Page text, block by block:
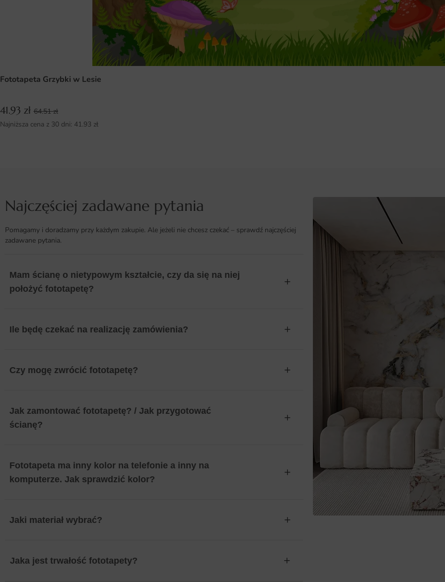
Fototapeta Grzybki w Lesie
41.93 zł 64.51zł
Najniższa cena z 30 dni: 41.93 zł
Najczęściej zadawane pytania
Pomagamy i doradzamy przy każdym zakupie. Ale jeżeli nie chcesz czekać – sprawdź najczęściej
zadawane pytania.
Mam ścianę o nietypowym kształcie, czy da się na niej
położyć fototapetę?
Ile będę czekać na realizację zamówienia?
Czy mogę zwrócić fototapetę?
Jak zamontować fototapetę? / Jak przygotować
ścianę?
Fototapeta ma inny kolor na telefonie a inny na
komputerze. Jak sprawdzić kolor?
Jaki materiał wybrać?
Jaka jest trwałość fototapety?